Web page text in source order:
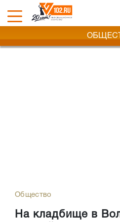
Общество
На кладбище в